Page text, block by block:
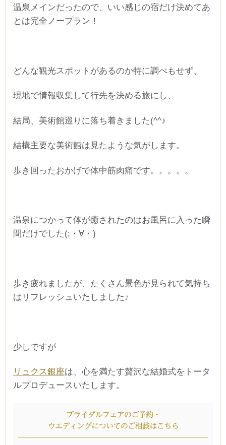
温泉メインだったので、いい感じの宿だけ決めてあ
とは完全ノープラン！
どんな観光スポットがあるのか特に調べもせず、
現地で情報収集して行先を決める旅にし、
結局、美術館巡りに落ち着きました(^^♪
結構主要な美術館は見たような気がします。
歩き回ったおかげで体中筋肉痛です。。。。。
温泉につかって体が癒されたのはお風呂に入った瞬
間だけでした(;・∀・)
歩き疲れましたが、たくさん景色が見られて気持ち
はリフレッシュいたしました♪
少しですが
リュクス銀座は、心を満たす贅沢な結婚式をトータ
ルプロデュースいたします。